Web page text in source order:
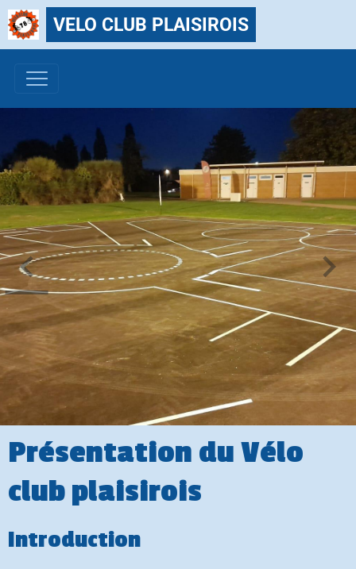
VELO CLUB PLAISIROIS
Présentation du Vélo
club plaisirois
Introduction